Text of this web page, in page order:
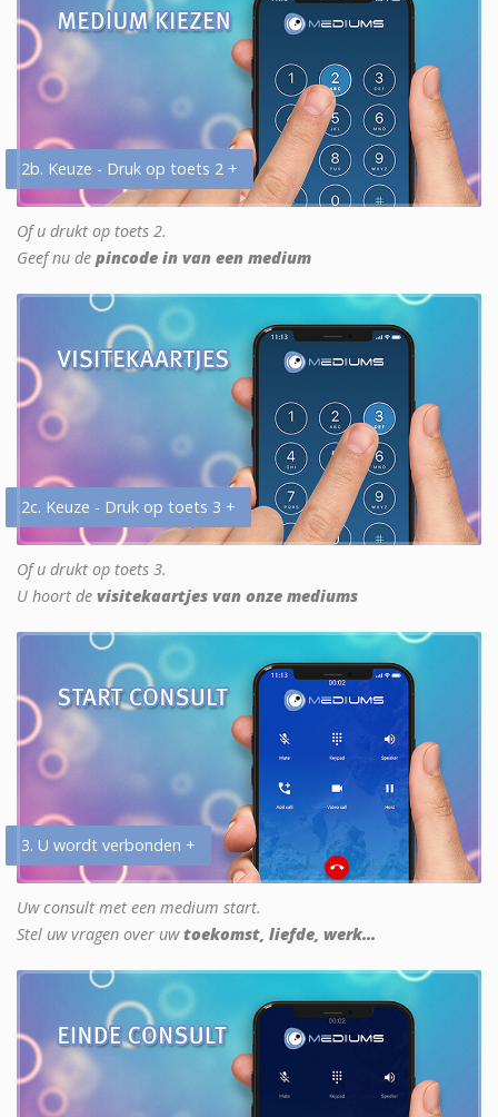
2b. Keuze - Druk op toets 2 +
Of u drukt op toets 2.
Geef nu de pincode in van een medium
2c. Keuze - Druk op toets 3 +
Of u drukt op toets 3.
U hoort de visitekaartjes van onze mediums
3. U wordt verbonden +
Uw consult met een medium start.
Stel uw vragen over uwtoekomst, liefde, werk...